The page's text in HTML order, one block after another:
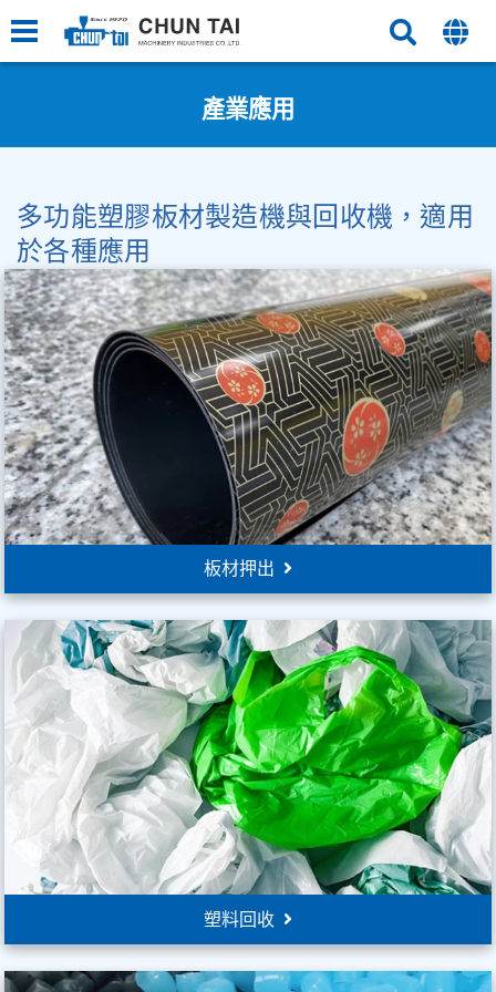
產業應用
多功能塑膠板材製造機與回收機，適用
於各種應用
板材押出
塑料回收